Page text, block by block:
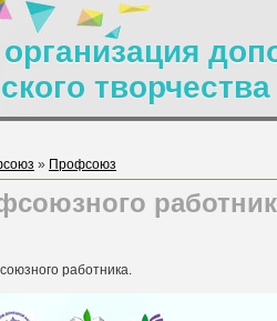
» Профсоюз
работника.